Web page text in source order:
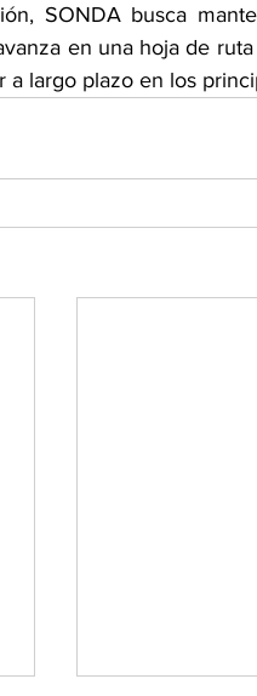
SONDA busca
en una hoja de
a largo plazo en los